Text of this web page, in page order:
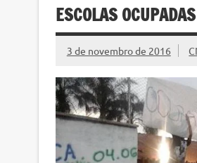
ESCOLAS
3 de novembro de 2016